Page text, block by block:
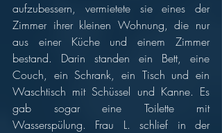
aufzubessern, vermietete sie eines der
Zimmer ihrer kleinen Wohnung, die nur
aus einer Küche und einem Zimmer
bestand. Darin standen ein Bett, eine
Couch, ein Schrank, ein Tisch und ein
Waschtisch mit Schüssel und Kanne. Es
gab sogar eine Toilette mit
Wasserspülung. Frau L. schlief in der